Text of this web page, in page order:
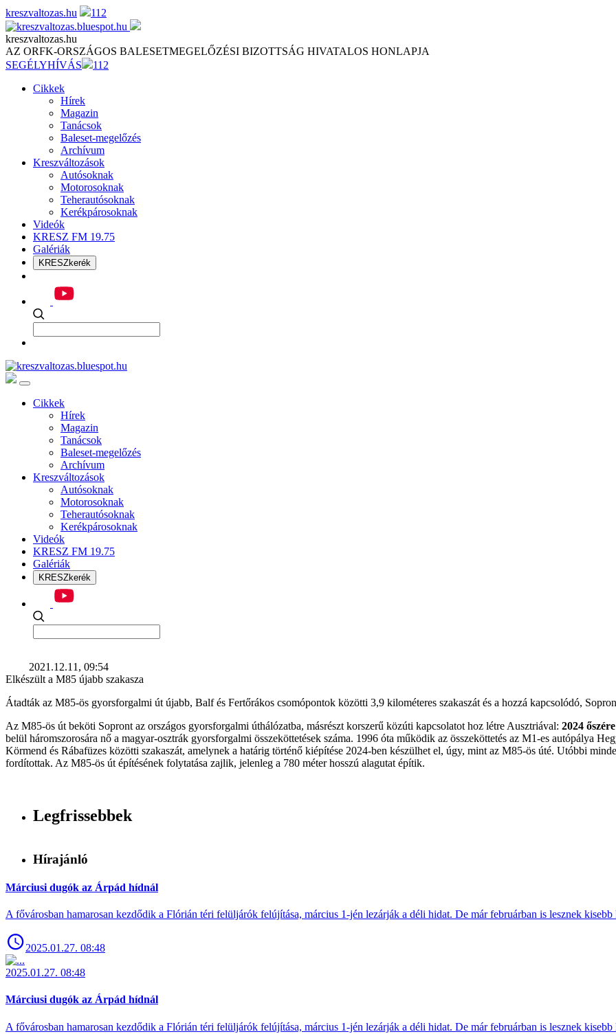
Skip
to
content
kreszvaltozas.hu 112
kreszvaltozas.hu
AZ ORFK-ORSZÁGOS BALESETMEGELŐZÉSI BIZOTTSÁG HIVATALOS HONLAPJA
SEGÉLYHÍVÁS
112
Cikkek
Hírek
Magazin
Tanácsok
Baleset-megelőzés
Archívum
Kreszváltozások
Autósoknak
Motorosoknak
Teherautósoknak
Kerékpárosoknak
Videók
KRESZ FM 19.75
Galériák
KRESZkerék
Cikkek
Hírek
Magazin
Tanácsok
Baleset-megelőzés
Archívum
Kreszváltozások
Autósoknak
Motorosoknak
Teherautósoknak
Kerékpárosoknak
Videók
KRESZ FM 19.75
Galériák
KRESZkerék
2021.12.11, 09:54
Elkészült a M85 újabb szakasza
Átadták az M85-ös gyorsforgalmi út újabb, Balf és Fertőrákos csomópontok közötti 3,9 kilométeres szakaszát és a hozzá kapcsolódó,
Az M85-ös út beköti Sopront az országos gyorsforgalmi úthálózatba, másrészt korszerű közúti kapcsolatot hoz létre Ausztriával: 2024
belül háromszorosára nő a magyar-osztrák gyorsforgalmi összeköttetések száma. 1996 óta működik az összeköttetés az M1-es autópálya
Körmend és Rábafüzes közötti szakaszát, amelynek a határig történő kiépítése 2024-ben készülhet el, úgy, mint az M85-ös úté. Utóbbi
fordítottak. Az M85-ös út építésének folytatása zajlik, jelenleg a 780 méter hosszú alagutat építik.
Legfrissebbek
Hírajánló
Márciusi dugók az Árpád hídnál
A fővárosban hamarosan kezdődik a Flórián téri felüljárók felújítása, március 1-jén lezárják a déli hidat. De már februárban is lesznek kisebb
2025.01.27. 08:48
2025.01.27. 08:48
Márciusi dugók az Árpád hídnál
A fővárosban hamarosan kezdődik a Flórián téri felüljárók felújítása, március 1-jén lezárják a déli hidat. De már februárban is lesznek kisebb